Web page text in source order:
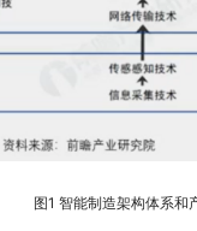
图1 智能制造架构体系和